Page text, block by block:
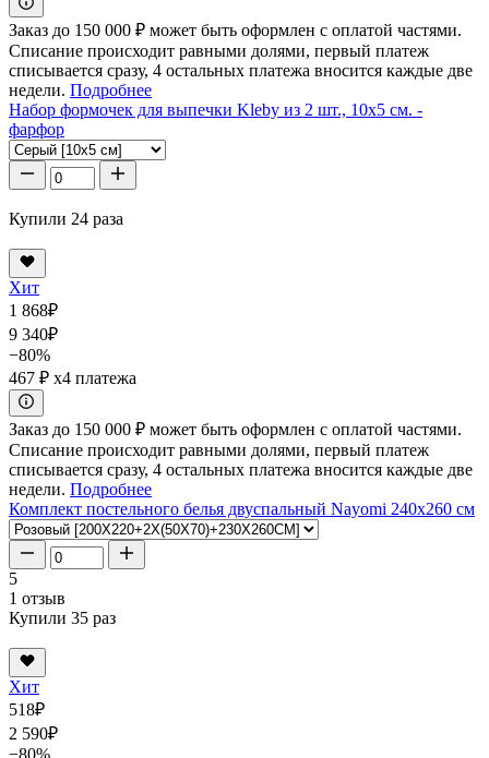
Заказ до 150 000 ₽ может быть оформлен с оплатой частями.
Списание происходит равными долями, первый платеж
списывается сразу, 4 остальных платежа вносится каждые две
недели. Подробнее
Набор формочек для выпечки Kleby из 2 шт., 10x5 см. -
фарфор
Купили 24 раза
Хит
1 868₽
9 340₽
−80%
467 ₽ x4 платежа
Заказ до 150 000 ₽ может быть оформлен с оплатой частями.
Списание происходит равными долями, первый платеж
списывается сразу, 4 остальных платежа вносится каждые две
недели. Подробнее
Комплект постельного белья двуспальный Nayomi 240x260 см
5
1 отзыв
Купили 35 раз
Хит
518₽
2 590₽